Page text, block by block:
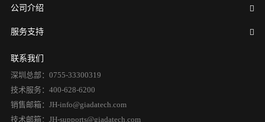
公司介绍
服务支持
联系我们
深圳总部：0755-33300319
技术服务：400-628-6200
销售邮箱：JH-info@giadatech.com
技术邮箱：JH-supports@giadatech.com